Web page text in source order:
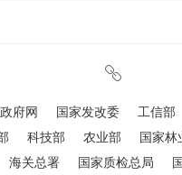
府网 国家发改委 工信部
科技部 农业部 国家林
海关总署 国家质检总局
ꁓ